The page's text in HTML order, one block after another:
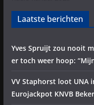
Laatste berichten
Yves Spruijt zou nooit
er toch weer hoop:
VV Staphorst loot UNA
Eurojackpot KNVB Beker